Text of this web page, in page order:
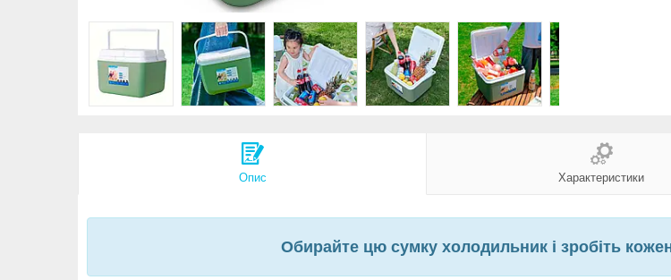
Опис Характеристики
Обирайте цю сумку холодильник і зробіть